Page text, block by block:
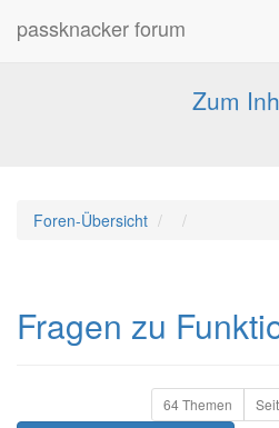
passknacker forum
Forum für alle
Zum
Foren-Übersicht
Fragen zu
64 Themen